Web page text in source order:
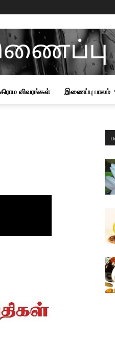
கிராம விவரங்கள் இணைப்பு பாலம்